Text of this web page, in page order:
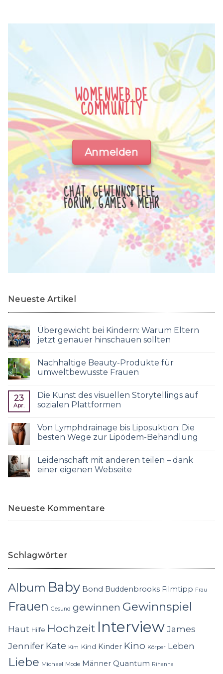
WOMENWEB.DE
COMMUNITY
Anmelden
CHAT, GEWINNSPIELE,
FORUM, GAMES & MEHR
Neueste Artikel
Übergewicht bei Kindern: Warum Eltern
jetzt genauer hinschauen sollten
Nachhaltige Beauty-Produkte für
umweltbewusste Frauen
23
Apr.
Die Kunst des visuellen Storytellings auf
sozialen Plattformen
Von Lymphdrainage bis Liposuktion: Die
besten Wege zur Lipödem-Behandlung
Leidenschaft mit anderen teilen – dank
einer eigenen Webseite
Neueste Kommentare
Schlagwörter
Album Baby Bond Buddenbrooks Filmtipp Frau
Frauen Gesund gewinnen Gewinnspiel
Haut Hilfe Hochzeit InterviewJames
Jennifer Kate Kim Kind Kinder Kino Körper Leben
Liebe Michael Mode Männer Quantum Rihanna